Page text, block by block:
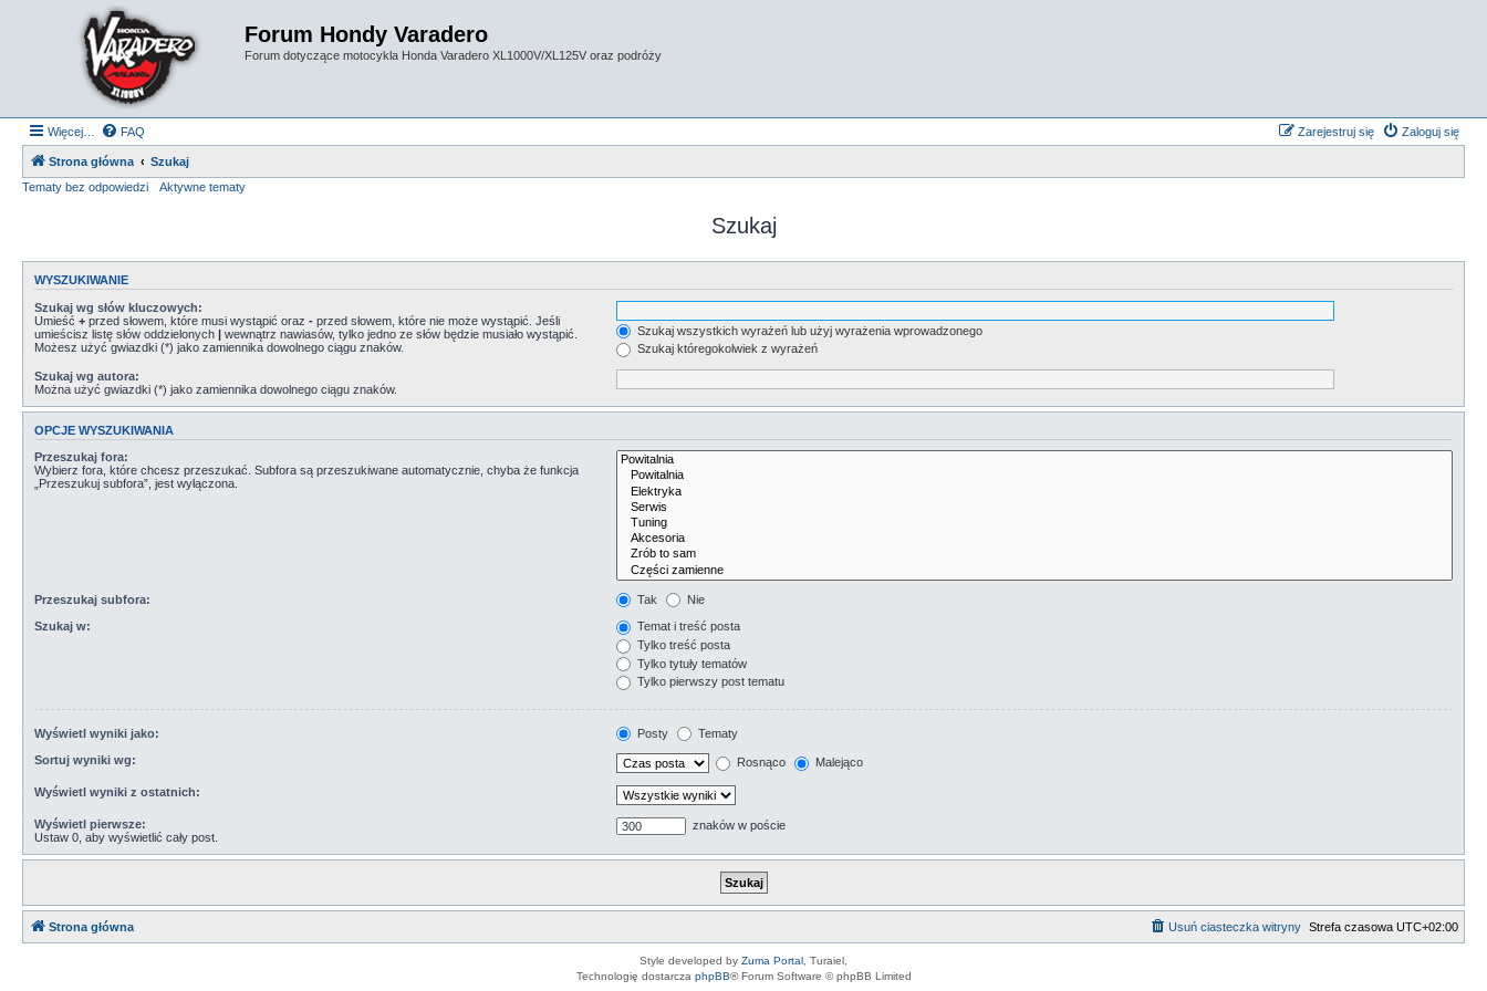
Forum Hondy Varadero
Forum dotyczące motocykla Honda Varadero XL1000V/XL125V oraz podróży
Więcej… FAQ Zaloguj się
Zarejestruj się
Strona główna
Szukaj
Tematy bez odpowiedzi
Aktywne tematy
Szukaj
WYSZUKIWANIE
Szukaj wg słów kluczowych:
Umieść + przed słowem, które musi wystąpić oraz - przed słowem, które nie może wystąpić. Jeśli
umieścisz listę słów oddzielonych | wewnątrz nawiasów, tylko jedno ze słów będzie musiało wystąpić.
Możesz użyć gwiazdki (*) jako zamiennika dowolnego ciągu znaków.
Szukaj wszystkich wyrażeń lub użyj wyrażenia wprowadzonego
Szukaj któregokolwiek z wyrażeń
Szukaj wg autora:
Można użyć gwiazdki (*) jako zamiennika dowolnego ciągu znaków.
OPCJE WYSZUKIWANIA
Przeszukaj fora:
Wybierz fora, które chcesz przeszukać. Subfora są przeszukiwane automatycznie, chyba że funkcja
„Przeszukuj subfora”, jest wyłączona.
Przeszukaj subfora: Tak Nie
Szukaj w:
Temat i treść posta
Tylko treść posta
Tylko tytuły tematów
Tylko pierwszy post tematu
Wyświetl wyniki jako: Posty Tematy
Sortuj wyniki wg: Rosnąco Malejąco
Wyświetl wyniki z ostatnich:
Wyświetl pierwsze:
Ustaw 0, aby wyświetlić cały post.
znaków w poście
Strona główna Strefa czasowa UTC+02:00
Usuń ciasteczka witryny
Style developed by Zuma Portal , Turaiel,
Technologię dostarcza phpBB® Forum Software © phpBB Limited